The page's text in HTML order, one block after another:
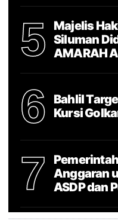
5
Majelis
Siluman
AMARAH
6
Bahlil
Kursi
7
Anggaran
ASDP dan